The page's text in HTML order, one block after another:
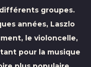
groupes.
années, Laszlo
le violoncelle,
pour la musique